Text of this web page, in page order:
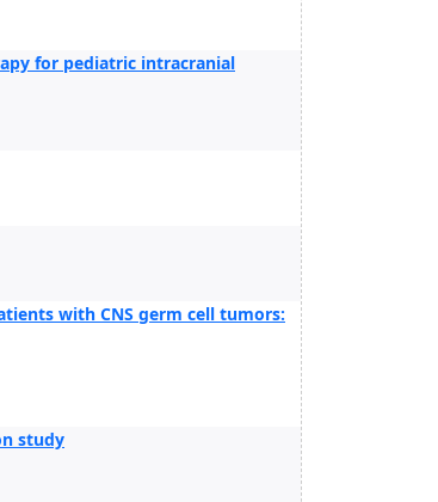
for pediatric intracranial
with CNS germ cell tumors:
study